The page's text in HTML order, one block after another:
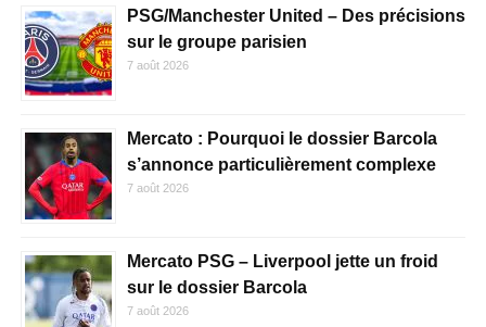
PSG/Manchester United – Des précisions
sur le groupe parisien
7 août 2026
Mercato : Pourquoi le dossier Barcola
s’annonce particulièrement complexe
7 août 2026
Mercato PSG – Liverpool jette un froid
sur le dossier Barcola
7 août 2026